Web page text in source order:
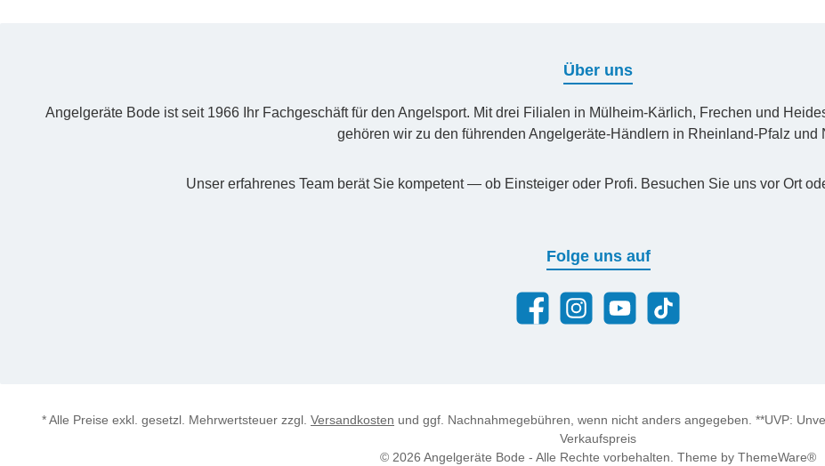
Über uns
Angelgeräte Bode ist seit 1966 Ihr Fachgeschäft für den Angelsport. Mit drei Filialen in Mülheim-Kärlich, Frechen und
gehören wir zu den führenden Angelgeräte-Händlern in Rheinland-Pfalz und
Unser erfahrenes Team berät Sie kompetent — ob Einsteiger oder Profi. Besuchen Sie uns vor Ort
Folge uns auf
FacebookInstagramYouTubeTikTok
* Alle Preise exkl. gesetzl. Mehrwertsteuer zzgl. Versandkosten und ggf. Nachnahmegebühren, wenn nicht anders angegeben. **UVP:
Verkaufspreis
© 2026 Angelgeräte Bode - Alle Rechte vorbehalten. Theme by ThemeWare®